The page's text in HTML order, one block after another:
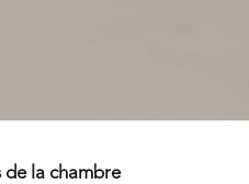
de la chambre